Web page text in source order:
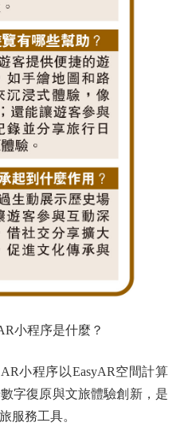
小程序是什麼？
小程序以EasyAR空間計算
字復原與文旅體驗創新，是
服務工具。